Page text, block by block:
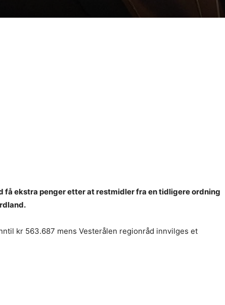
få ekstra penger etter at restmidler fra en tidligere ordning
kr 563.687 mens Vesterålen regionråd innvilges et